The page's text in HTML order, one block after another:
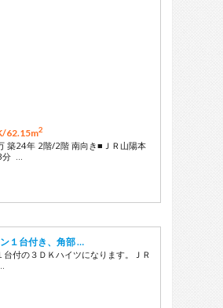
62.15m2
築24年 2階/2階 南向き■ＪＲ山陽本
分 …
１台付き、角部 …
台付の３ＤＫハイツになります。ＪＲ